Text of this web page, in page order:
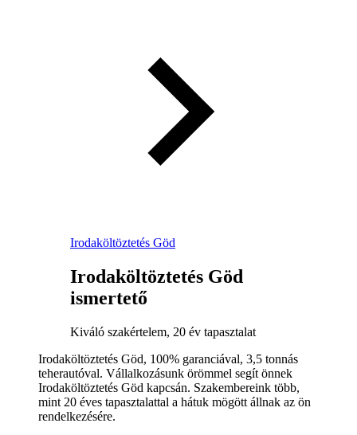
Irodaköltöztetés Göd
Irodaköltöztetés Göd
ismertető
Kiváló szakértelem, 20 év tapasztalat
Irodaköltöztetés Göd, 100% garanciával, 3,5 tonnás
teherautóval. Vállalkozásunk örömmel segít önnek
Irodaköltöztetés Göd kapcsán. Szakembereink több,
mint 20 éves tapasztalattal a hátuk mögött állnak az ön
rendelkezésére.